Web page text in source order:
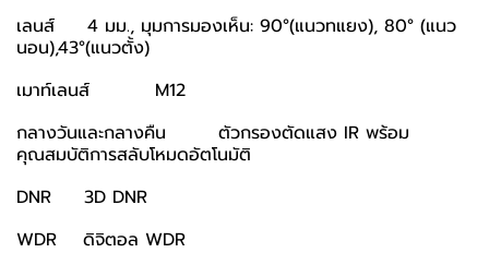
เลนส์ 4 มม., มุมการมองเห็น: 90°(แนวทแยง), 80° (แนว
นอน),43°(แนวตั้ง)
เมาท์เลนส์ M12
กลางวันและกลางคืน ตัวกรองตัดแสง IR พร้อม
คุณสมบัติการสลับโหมดอัตโนมัติ
DNR 3D DNR
WDR ดิจิตอล WDR